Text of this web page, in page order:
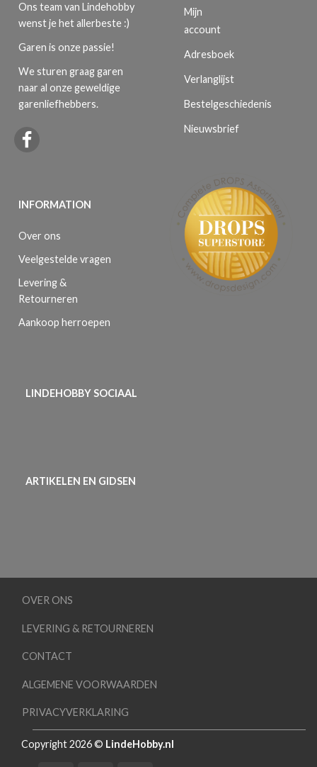
Ons team van Lindehobby
wenst je het allerbeste :)
Garen is onze passie!
We sturen graag garen
naar al onze geweldige
garenliefhebbers.
INFORMATION
Over ons
Veelgestelde vragen
Levering &
Retourneren
Aankoop herroepen
Mijn
account
Adresboek
Verlanglijst
Bestelgeschiedenis
Nieuwsbrief
LINDEHOBBY SOCIAAL
ARTIKELEN EN GIDSEN
OVER ONS
LEVERING & RETOURNEREN
CONTACT
ALGEMENE VOORWAARDEN
PRIVACYVERKLARING
Copyright 2026 © LindeHobby.nl